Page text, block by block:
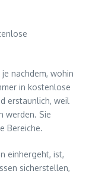
nachdem, wohin
in kostenlose
erstaunlich, weil
werden. Sie
Bereiche.
einhergeht, ist,
sicherstellen,